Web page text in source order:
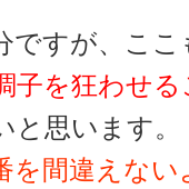
ですが、こ
子を狂わせ
思います。
を間違えな